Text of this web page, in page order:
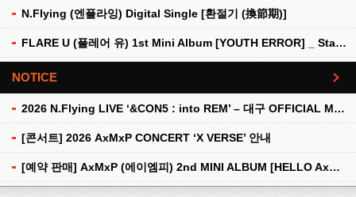
N.Flying (엔플라잉) Digital Single [환절기 (換節期)]
FLARE U (플레어 유) 1st Mini Album [YOUTH ERROR] _ Stationery Kit Ver.
NOTICE
2026 N.Flying LIVE ‘&CON5 : into REM’ – 대구 OFFICIAL MD 현장 판매 안내
[콘서트] 2026 AxMxP CONCERT ‘X VERSE’ 안내
[예약 판매] AxMxP (에이엠피) 2nd MINI ALBUM [HELLO AxMxP] 예약 판매 안내
더보기